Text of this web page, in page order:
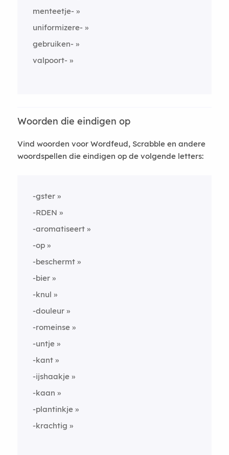
menteetje-
uniformizere-
gebruiken-
valpoort-
Woorden die eindigen op
Vind woorden voor Wordfeud, Scrabble en andere
woordspellen die eindigen op de volgende letters:
-gster
-RDEN
-aromatiseert
-op
-beschermt
-bier
-knul
-douleur
-romeinse
-untje
-kant
-ijshaakje
-kaan
-plantinkje
-krachtig